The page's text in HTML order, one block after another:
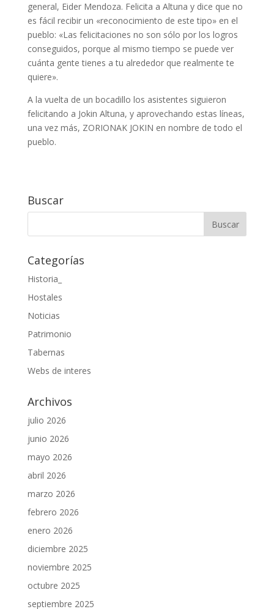
general, Eider Mendoza. Felicita a Altuna y dice que no
es fácil recibir un «reconocimiento de este tipo» en el
pueblo: «Las felicitaciones no son sólo por los logros
conseguidos, porque al mismo tiempo se puede ver
cuánta gente tienes a tu alrededor que realmente te
quiere».
A la vuelta de un bocadillo los asistentes siguieron
felicitando a Jokin Altuna, y aprovechando estas líneas,
una vez más, ZORIONAK JOKIN en nombre de todo el
pueblo.
Buscar
Categorías
Historia_
Hostales
Noticias
Patrimonio
Tabernas
Webs de interes
Archivos
julio 2026
junio 2026
mayo 2026
abril 2026
marzo 2026
febrero 2026
enero 2026
diciembre 2025
noviembre 2025
octubre 2025
septiembre 2025